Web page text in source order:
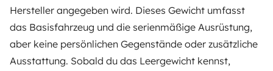
Hersteller angegeben wird. Dieses Gewicht umfasst
das Basisfahrzeug und die serienmäßige Ausrüstung,
aber keine persönlichen Gegenstände oder zusätzliche
Ausstattung. Sobald du das Leergewicht kennst,